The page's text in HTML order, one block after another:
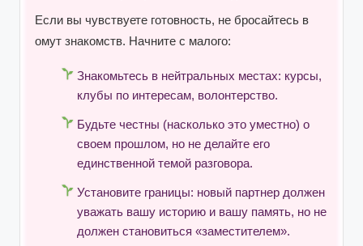
Если вы чувствуете готовность, не бросайтесь в
омут знакомств. Начните с малого:
Знакомьтесь в нейтральных местах: курсы,
клубы по интересам, волонтерство.
Будьте честны (насколько это уместно) о
своем прошлом, но не делайте его
единственной темой разговора.
Установите границы: новый партнер должен
уважать вашу историю и вашу память, но не
должен становиться «заместителем».